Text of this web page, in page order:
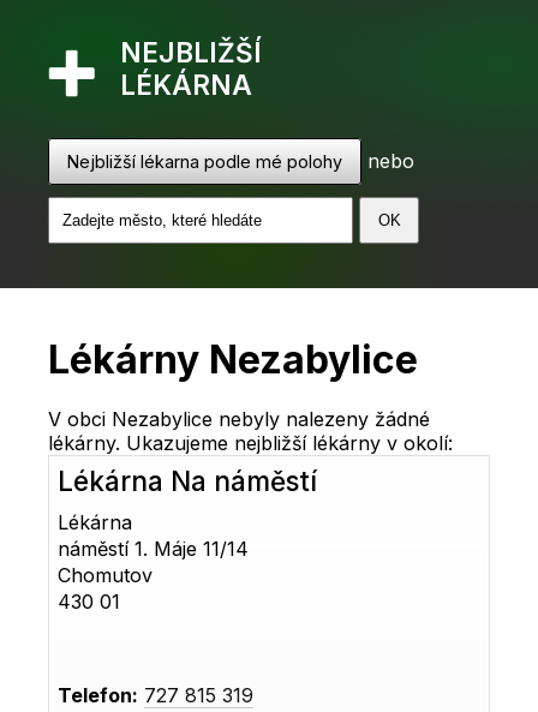
NEJBLIŽŠÍ
LÉKÁRNA
Nejbližší lékarna podle mé polohy nebo
Lékárny Nezabylice
V obci Nezabylice nebyly nalezeny žádné
lékárny. Ukazujeme nejbližší lékárny v okolí:
Lékárna Na náměstí
Lékárna
náměstí 1. Máje 11/14
Chomutov
430 01
Telefon: 727 815 319